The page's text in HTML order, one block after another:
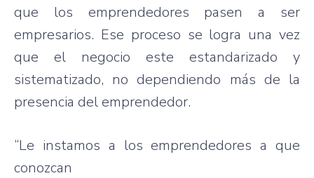
que los emprendedores pasen a ser
empresarios. Ese proceso se logra una vez
que el negocio este estandarizado y
sistematizado, nodependiendo más de la
presencia delemprendedor.
“Le instamos a losemprendedores aque
conozcan